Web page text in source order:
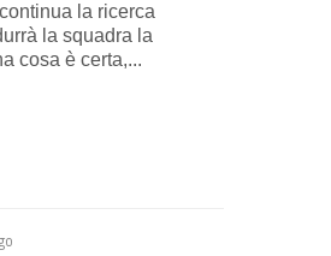
la ricerca
la squadra la
cosa è certa,...